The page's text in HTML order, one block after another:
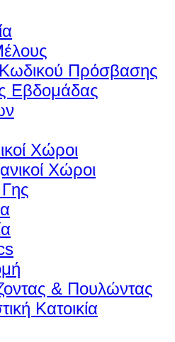
Πρόσβασης
Εβδομάδας
Χώροι
Χώροι
& Πουλώντας
Κατοικία